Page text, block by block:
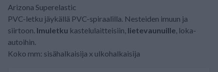
Arizona Superelastic
PVC-letku jäykällä PVC-spiraalilla. Nesteiden imuun ja
siirtoon. Imuletku kastelulaitteisiin, lietevaunuille, loka-
autoihin.
Koko mm: sisähalkaisija x ulkohalkaisija